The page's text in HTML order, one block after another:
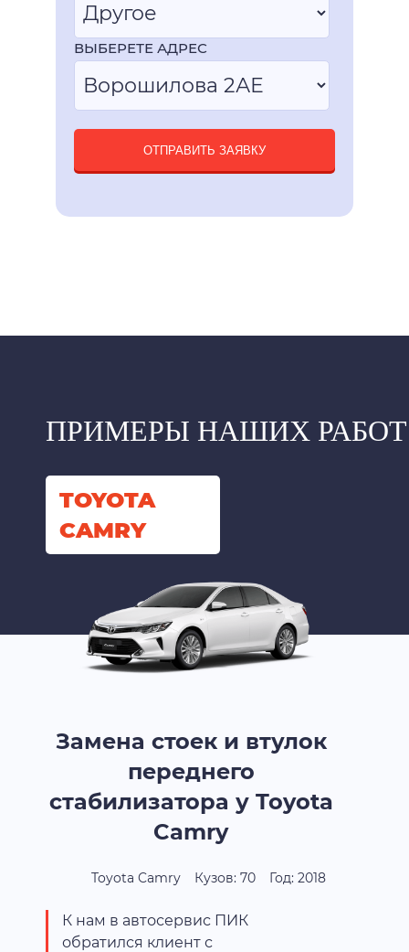
ВЫБЕРЕТЕ АДРЕС
ОТПРАВИТЬ ЗАЯВКУ
ПРИМЕРЫ НАШИХ РАБОТ
TOYOTA
CAMRY
Замена стоек и втулок
переднего
стабилизатора у Toyota
Camry
Toyota Camry Кузов: 70 Год: 2018
К нам в автосервис ПИК
обратился клиент с